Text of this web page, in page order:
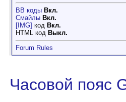
BB коды Вкл.
Смайлы Вкл.
[IMG] код Вкл.
HTML код Выкл.
Forum Rules
Часовой пояс